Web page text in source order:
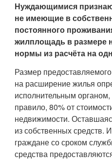
Нуждающимися
не имеющие в
постоянного
жилплощадь в размере
нормы из расчёта на
Размер
на расширение жилья
исполнительным органом,
правило, 80% от
недвижимости.
из собственных средств.
граждане со сроком
средства